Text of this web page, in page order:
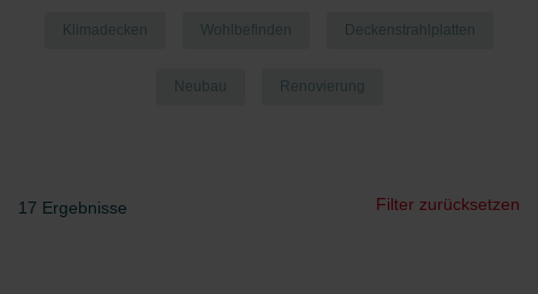
Klimadecken Wohlbefinden Deckenstrahlplatten
Neubau Renovierung
17 Ergebnisse Filter zurücksetzen